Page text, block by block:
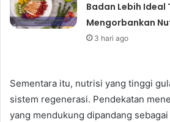
Badan Lebih Ideal
Mengorbankan
3 hari ago
Sementara itu, nutrisi yang tinggi
sistem regenerasi. Pendekatan
yang mendukung dipandang